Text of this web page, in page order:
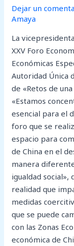
Dejar un
Amaya
La
XXV Foro
Económicas
Autoridad Única
de «Retos de
«Estamos
esencial para el
foro que se
espacio para
de China en el
manera
igualdad social»,
realidad que
medidas
que se puede
con las Zonas
económica de